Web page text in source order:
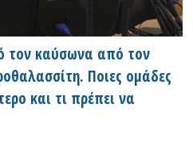
τον καύσωνα από τον
Ποιες ομάδες
και τι πρέπει να